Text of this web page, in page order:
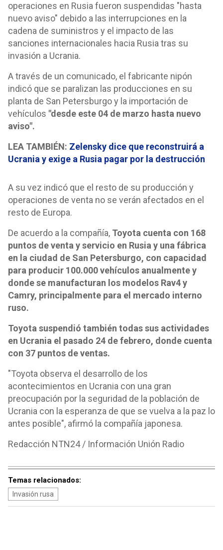
operaciones en Rusia fueron suspendidas "hasta
nuevo aviso" debido a las interrupciones en la
cadena de suministros y el impacto de las
sanciones internacionales hacia Rusia tras su
invasión a Ucrania.
A través de un comunicado, el fabricante nipón
indicó que se paralizan las producciones en su
planta de San Petersburgo y la importación de
vehículos "desde este 04 de marzo hasta nuevo
aviso".
LEA TAMBIÉN: Zelensky dice que reconstruirá a
Ucrania y exige a Rusia pagar por la destrucción
A su vez indicó que el resto de su producción y
operaciones de venta no se verán afectados en el
resto de Europa.
De acuerdo a la compañía, Toyota cuenta con 168
puntos de venta y servicio en Rusia y una fábrica
en la ciudad de San Petersburgo, con capacidad
para producir 100.000 vehículos anualmente y
donde se manufacturan los modelos Rav4 y
Camry, principalmente para el mercado interno
ruso.
Toyota suspendió también todas sus actividades
en Ucrania el pasado 24 de febrero, donde cuenta
con 37 puntos de ventas.
"Toyota observa el desarrollo de los
acontecimientos en Ucrania con una gran
preocupación por la seguridad de la población de
Ucrania con la esperanza de que se vuelva a la paz lo
antes posible", afirmó la compañía japonesa.
Redacción NTN24 / Información Unión Radio
Temas relacionados:
Invasión rusa